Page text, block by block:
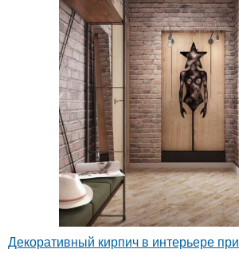
Декоративный кирпич в интерьере